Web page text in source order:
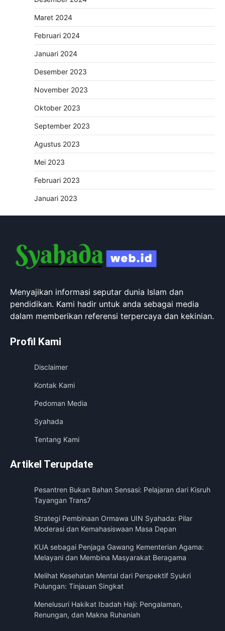
Maret 2024
Februari 2024
Januari 2024
Desember 2023
November 2023
Oktober 2023
September 2023
Agustus 2023
Mei 2023
Februari 2023
Januari 2023
Menyajikan informasi seputar dunia Islam dan
pendidikan. Kami hadir untuk anda sebagai media
dalam memberikan referensi terpercaya dan kekinian.
Profil Kami
Disclaimer
Kontak Kami
Pedoman Media
Syahada
Tentang Kami
Artikel Terupdate
Pesantren Bukan Bahan Sensasi: Pelajaran dari Kisruh
Tayangan Trans7
Strategi Pembinaan Ormawa UIN Syahada: Pilar
Moderasi dan Kemahasiswaan Masa Depan
KUA sebagai Penjaga Gawang Kementerian Agama:
Melayani dan Membina Masyarakat Beragama
Melihat Kesehatan Mental dari Perspektif Syukri
Pulungan: Tinjauan Singkat
Menelusuri Hakikat Ibadah Haji: Pengalaman,
Renungan, dan Makna Ruhaniah